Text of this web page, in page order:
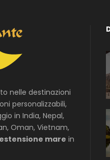
nelle destinazioni
personalizzabili,
in India, Nepal,
Oman, Vietnam,
estensione mare in